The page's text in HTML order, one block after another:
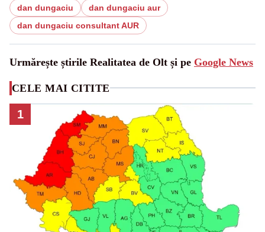
dan dungaciu
dan dungaciu aur
dan dungaciu consultant AUR
Urmărește știrile Realitatea de Olt și pe Google News
CELE MAI CITITE
1